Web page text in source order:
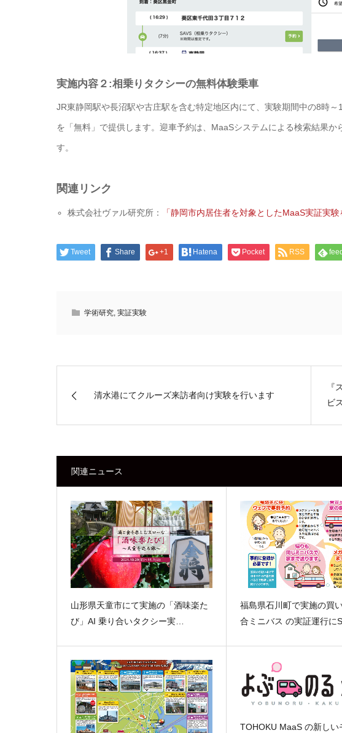
実施内容２:相乗りタクシーの無料体験乗車
JR東静岡駅や長沼駅や古庄駅を含む特定地区内にて、実験期間中の8時
を「無料」で提供します。迎車予約は、MaaSシステムによる検索結果
す。
関連リンク
株式会社ヴァル研究所： 「静岡市内居住者を対象としたMaaS実証実験
Tweet Share +1 Hatena Pocket RSS
学術研究 実証実験
清水港にてクルーズ来訪者向け実験を行います
『
ビ
関連ニュース
山形県天童市にて実施の「酒味楽た
び」AI 乗り合いタクシー実…
福島県石川町で実施の買
合ミニバス の実証運行に
TOHOKU MaaS の新しい